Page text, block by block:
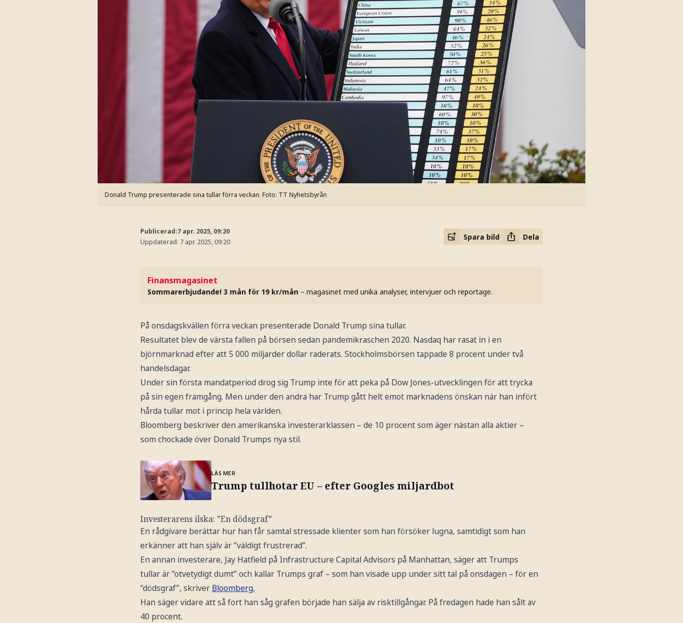
Donald Trump presenterade sina tullar förra veckan. Foto: TT Nyhetsbyrån
Publicerad:7 apr. 2025, 09:20
Uppdaterad: 7 apr. 2025, 09:20
Spara bild Dela
Finansmagasinet
Sommarerbjudande! 3 mån för 19 kr/mån – magasinet med unika analyser, intervjuer och reportage.
På onsdagskvällen förra veckan presenterade Donald Trump sina tullar.
Resultatet blev de värsta fallen på börsen sedan pandemikraschen 2020. Nasdaq har rasat in i en
björnmarknad efter att 5 000 miljarder dollar raderats. Stockholmsbörsen tappade 8 procent under två
handelsdagar.
Under sin första mandatperiod drog sig Trump inte för att peka på Dow Jones-utvecklingen för att trycka
på sin egen framgång. Men under den andra har Trump gått helt emot marknadens önskan när han infört
hårda tullar mot i princip hela världen.
Bloomberg beskriver den amerikanska investerarklassen – de 10 procent som äger nästan alla aktier –
som chockade över Donald Trumps nya stil.
LÄS MER
Trump tullhotar EU – efter Googles miljardbot
Investerarens ilska: ”En dödsgraf”
En rådgivare berättar hur han får samtal stressade klienter som han försöker lugna, samtidigt som han
erkänner att han själv är ”väldigt frustrerad”.
En annan investerare, Jay Hatfield på Infrastructure Capital Advisors på Manhattan, säger att Trumps
tullar är ”otvetydigt dumt” och kallar Trumps graf – som han visade upp under sitt tal på onsdagen – för en
”dödsgraf”, skriver Bloomberg.
Han säger vidare att så fort han såg grafen började han sälja av risktillgångar. På fredagen hade han sålt av
40 procent.